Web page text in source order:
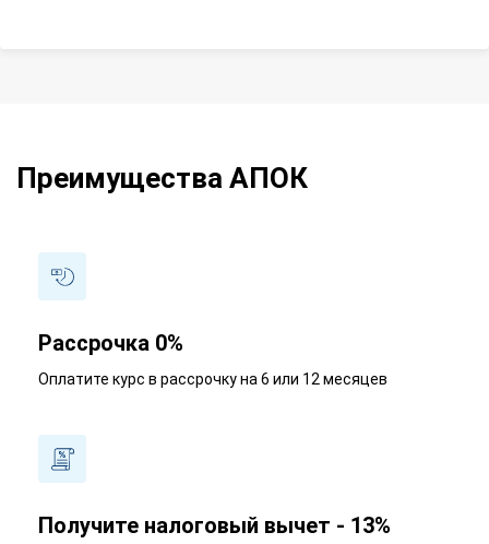
Преимущества АПОК
Рассрочка 0%
Оплатите курс в рассрочку на 6 или 12 месяцев
Получите налоговый вычет - 13%